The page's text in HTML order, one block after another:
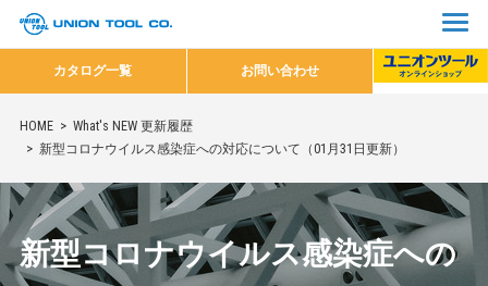
カタログ一覧 お問い合わせ
HOME
What's NEW 更新履歴
新型コロナウイルス感染症への対応について（01月31日更新）
新型コロナウイルス感染症への